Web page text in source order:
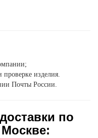
изделия.
Почты России.
по